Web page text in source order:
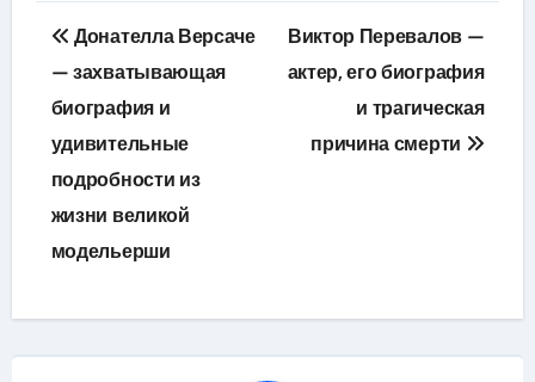
Навигация
по
записям
Донателла Версаче
— захватывающая
биография и
удивительные
подробности из
жизни великой
модельерши
Виктор Перевалов —
актер, его биография
и трагическая
причина смерти